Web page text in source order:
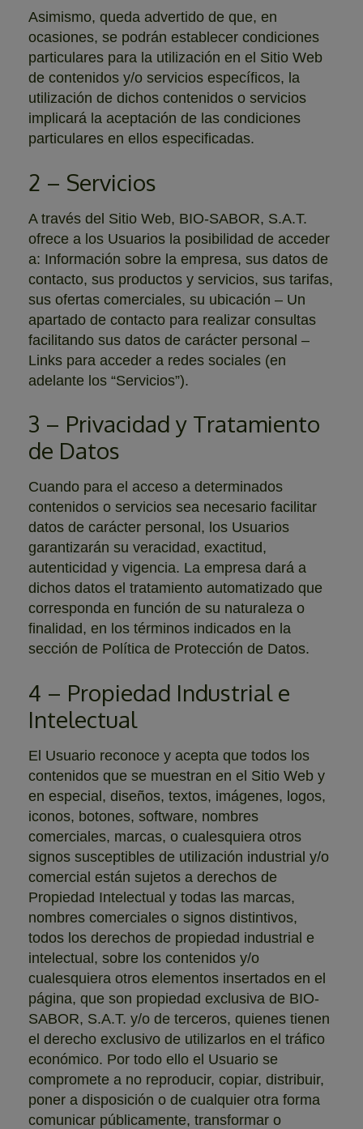
Asimismo, queda advertido de que, en
ocasiones, se podrán establecer condiciones
particulares para la utilización en el Sitio Web
de contenidos y/o servicios específicos, la
utilización de dichos contenidos o servicios
implicará la aceptación de las condiciones
particulares en ellos especificadas.
2 – Servicios
A través del Sitio Web, BIO-SABOR, S.A.T.
ofrece a los Usuarios la posibilidad de acceder
a: Información sobre la empresa, sus datos de
contacto, sus productos y servicios, sus tarifas,
sus ofertas comerciales, su ubicación – Un
apartado de contacto para realizar consultas
facilitando sus datos de carácter personal –
Links para acceder a redes sociales (en
adelante los “Servicios”).
3 – Privacidad y Tratamiento
de Datos
Cuando para el acceso a determinados
contenidos o servicios sea necesario facilitar
datos de carácter personal, los Usuarios
garantizarán su veracidad, exactitud,
autenticidad y vigencia. La empresa dará a
dichos datos el tratamiento automatizado que
corresponda en función de su naturaleza o
finalidad, en los términos indicados en la
sección de Política de Protección de Datos.
4 – Propiedad Industrial e
Intelectual
El Usuario reconoce y acepta que todos los
contenidos que se muestran en el Sitio Web y
en especial, diseños, textos, imágenes, logos,
iconos, botones, software, nombres
comerciales, marcas, o cualesquiera otros
signos susceptibles de utilización industrial y/o
comercial están sujetos a derechos de
Propiedad Intelectual y todas las marcas,
nombres comerciales o signos distintivos,
todos los derechos de propiedad industrial e
intelectual, sobre los contenidos y/o
cualesquiera otros elementos insertados en el
página, que son propiedad exclusiva de BIO-
SABOR, S.A.T. y/o de terceros, quienes tienen
el derecho exclusivo de utilizarlos en el tráfico
económico. Por todo ello el Usuario se
compromete a no reproducir, copiar, distribuir,
poner a disposición o de cualquier otra forma
comunicar públicamente, transformar o